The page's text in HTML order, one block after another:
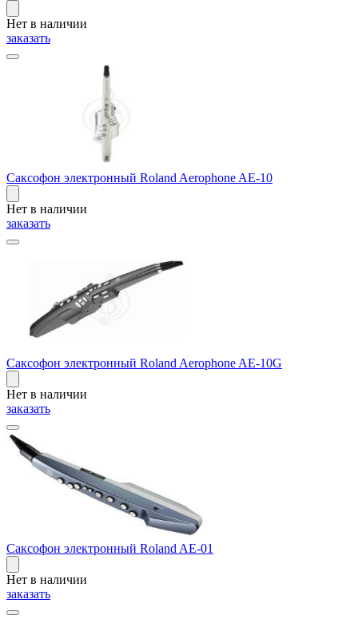
Нет в наличии
заказать
Саксофон электронный Roland Aerophone AE-10
Нет в наличии
заказать
Саксофон электронный Roland Aerophone AE-10G
Нет в наличии
заказать
Саксофон электронный Roland AE-01
Нет в наличии
заказать